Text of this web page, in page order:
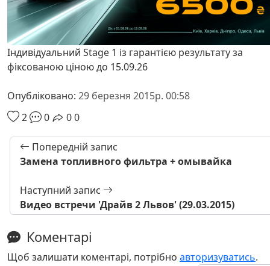
Індивідуальний Stage 1 із гарантією результату за
фіксованою ціною до 15.09.26
Опубліковано: 29 березня 2015р. 00:58
2
0 00
Попередній запис
Замена топливного фильтра + омывайка
Наступний запис
Видео встречи 'Драйв 2 Львов' (29.03.2015)
Коментарі
Щоб залишати коментарі, потрібно авторизуватись.